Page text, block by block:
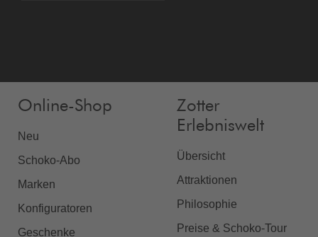
Online-Shop
Neu
Schoko-Abo
Marken
Konfiguratoren
Geschenke
Zotter
Erlebniswelt
Übersicht
Attraktionen
Philosophie
Preise & Schoko-Tour